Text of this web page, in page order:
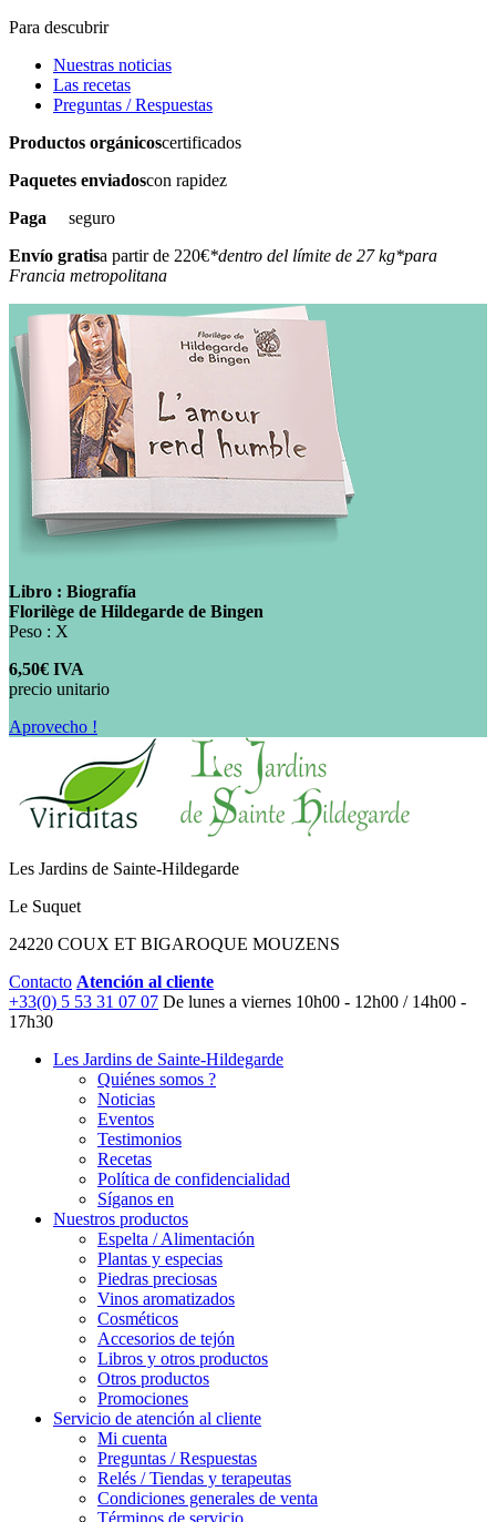
Para descubrir
Nuestras noticias
Las recetas
Preguntas / Respuestas
Productos orgánicoscertificados
Paquetes enviadoscon rapidez
Paga seguro
Envío gratisa partir de 220€*dentro del límite de 27 kg*para
Francia metropolitana
Libro : Biografía
Florilège de Hildegarde de Bingen
Peso : X
6,50€ IVA
precio unitario
Aprovecho !
Les Jardins de Sainte-Hildegarde
Le Suquet
24220 COUX ET BIGAROQUE MOUZENS
Contacto Atención al cliente
+33(0) 5 53 31 07 07 De lunes a viernes 10h00 - 12h00 / 14h00 -
17h30
Les Jardins de Sainte-Hildegarde
Quiénes somos ?
Noticias
Eventos
Testimonios
Recetas
Política de confidencialidad
Síganos en
Nuestros productos
Espelta / Alimentación
Plantas y especias
Piedras preciosas
Vinos aromatizados
Cosméticos
Accesorios de tejón
Libros y otros productos
Otros productos
Promociones
Servicio de atención al cliente
Mi cuenta
Preguntas / Respuestas
Relés / Tiendas y terapeutas
Condiciones generales de venta
Términos de servicio